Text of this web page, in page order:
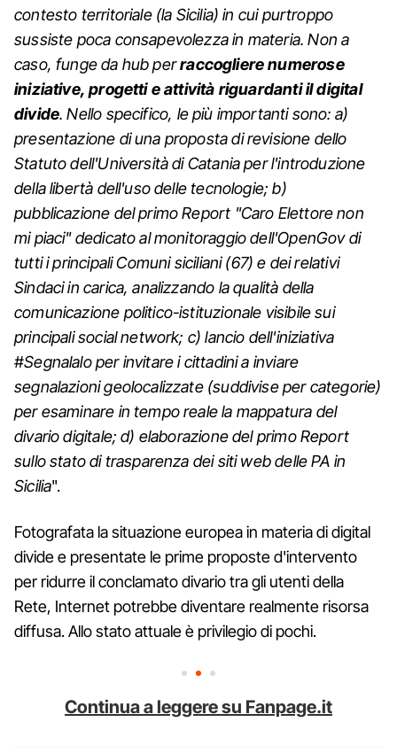
contesto territoriale (la Sicilia) in cui purtroppo
sussiste poca consapevolezza in materia. Non a
caso, funge da hub perraccogliere numerose
iniziative, progetti e attività riguardanti il digital
divide. Nello specifico, le più importanti sono: a)
presentazione di una proposta di revisione dello
Statuto dell'Università di Catania per l'introduzione
della libertà dell'uso delle tecnologie; b)
pubblicazione del primo Report "Caro Elettore non
mi piaci" dedicato al monitoraggio dell'OpenGov di
tutti i principali Comuni siciliani (67) e dei relativi
Sindaci in carica, analizzando la qualità della
comunicazione politico-istituzionale visibile sui
principali social network; c) lancio dell'iniziativa
#Segnalalo per invitare i cittadini a inviare
segnalazioni geolocalizzate (suddivise per categorie)
per esaminare in tempo reale la mappatura del
divario digitale; d) elaborazione del primo Report
sullo stato di trasparenza dei siti web delle PA in
Sicilia".
Fotografata la situazione europea in materia di digital
divide e presentate le prime proposte d'intervento
per ridurre il conclamato divario tra gli utenti della
Rete, Internet potrebbe diventare realmente risorsa
diffusa. Allo stato attuale è privilegio di pochi.
Continua a leggere su Fanpage.it